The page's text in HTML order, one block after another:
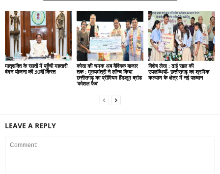
मातृशक्ति के खातों में पहुँची महतारी
वंदन योजना की 30वीं किस्त
कोसा की चमक अब वैश्विक बाजार
तक : मुख्यमंत्री ने लॉन्च किया
छत्तीसगढ़ का प्रीमियम हैंडलूम ब्रांड
‘कोशल फैब’
विशेष लेख : ढाई साल की
उपलब्धियाँ- छत्तीसगढ़ का श्रमिक
कल्याण के क्षेत्र में नई पहचान
LEAVE A REPLY